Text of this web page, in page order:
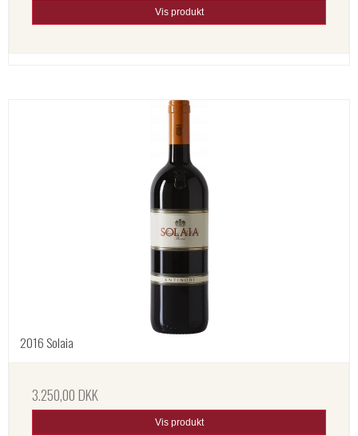
Vis produkt
2016 Solaia
3.250,00 DKK
Vis produkt